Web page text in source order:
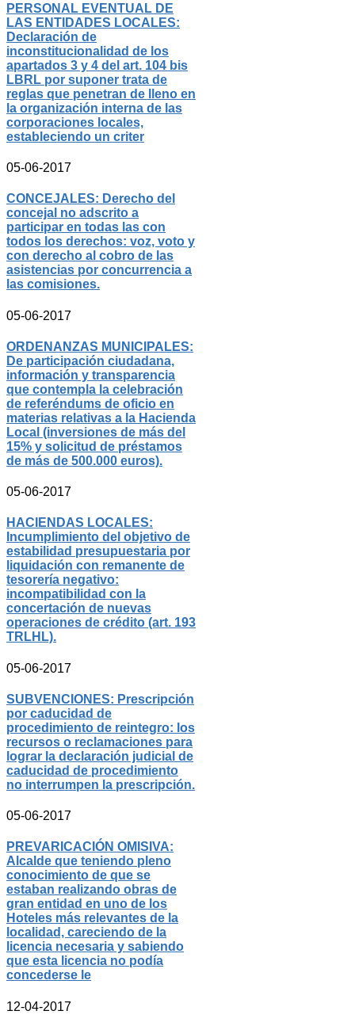
PERSONAL EVENTUAL DE
LAS ENTIDADES LOCALES:
Declaración de
inconstitucionalidad de los
apartados 3 y 4 del art. 104 bis
LBRL por suponer trata de
reglas que penetran de lleno en
la organización interna de las
corporaciones locales,
estableciendo un criter
05-06-2017
CONCEJALES: Derecho del
concejal no adscrito a
participar en todas las con
todos los derechos: voz, voto y
con derecho al cobro de las
asistencias por concurrencia a
las comisiones.
05-06-2017
ORDENANZAS MUNICIPALES:
De participación ciudadana,
información y transparencia
que contempla la celebración
de referéndums de oficio en
materias relativas a la Hacienda
Local (inversiones de más del
15% y solicitud de préstamos
de más de 500.000 euros).
05-06-2017
HACIENDAS LOCALES:
Incumplimiento del objetivo de
estabilidad presupuestaria por
liquidación con remanente de
tesorería negativo:
incompatibilidad con la
concertación de nuevas
operaciones de crédito (art. 193
TRLHL).
05-06-2017
SUBVENCIONES: Prescripción
por caducidad de
procedimiento de reintegro: los
recursos o reclamaciones para
lograr la declaración judicial de
caducidad de procedimiento
no interrumpen la prescripción.
05-06-2017
PREVARICACIÓN OMISIVA:
Alcalde que teniendo pleno
conocimiento de que se
estaban realizando obras de
gran entidad en uno de los
Hoteles más relevantes de la
localidad, careciendo de la
licencia necesaria y sabiendo
que esta licencia no podía
concederse le
12-04-2017